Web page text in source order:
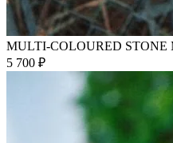
MULTI-COLOURED STONE
5 700 ₽